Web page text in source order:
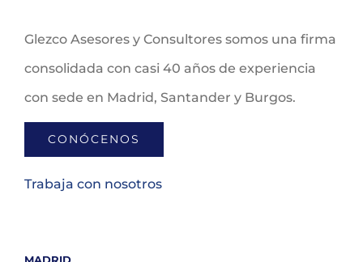
Glezco Asesores y Consultores somos una firma
consolidada con casi 40 años de experiencia
con sede en Madrid, Santander y Burgos.
CONÓCENOS
Trabaja con nosotros
MADRID